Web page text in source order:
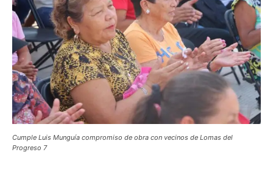
Cumple Luis Munguía compromiso de obra con vecinos de Lomas del
Progreso 7